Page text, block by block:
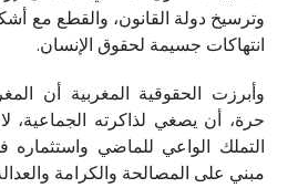
وترسيخ دولة القانون، والقطع مع
انتهاكات جسيمة لحقوق الإنسان.
وأبرزت الحقوقية المغربية أن
حرة، أن يصغي لذاكرته الجماعية،
التملك الواعي للماضي
مبني على المصالحة والكرامة